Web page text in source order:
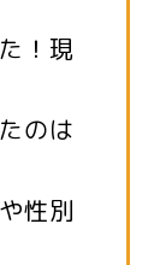
！現
のは
性別